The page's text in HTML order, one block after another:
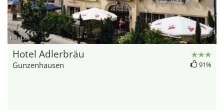
hotel.de
Hotel Adlerbräu
Gunzenhausen 91%